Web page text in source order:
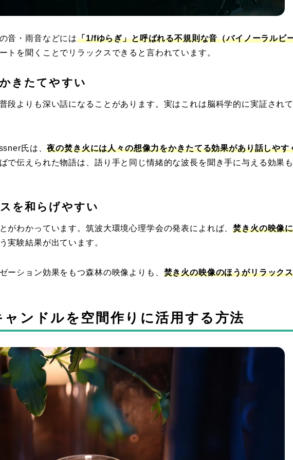
音・雨音などには「1/fゆらぎ」と呼ばれる不規則な音（バイノーラルビ
トを聞くことでリラックスできると言われています。
きたてやすい
段よりも深い話になることがあります。実はこれは脳科学的に実証され
氏は、夜の焚き火には人々の想像力をかきたてる効果があり話しやす
で伝えられた物語は、語り手と同じ情緒的な波長を聞き手に与える効果
を和らげやすい
がわかっています。筑波大環境心理学会の発表によれば、焚き火の映像
実験結果が出ています。
ーション効果をもつ森林の映像よりも、 焚き火の映像のほうがリラック
ンドルを空間作りに活用する方法